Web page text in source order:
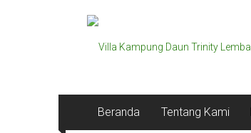
Beranda Tentang Kami